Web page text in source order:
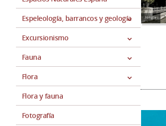
Espeleología, barrancos y geología
Excursionismo
Fauna
Flora
Flora y fauna
Fotografía